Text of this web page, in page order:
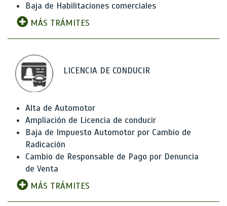
Baja de Habilitaciones comerciales
MÁS TRÁMITES
LICENCIA DE CONDUCIR
Alta de Automotor
Ampliación de Licencia de conducir
Baja de Impuesto Automotor por Cambio de
Radicación
Cambio de Responsable de Pago por Denuncia
de Venta
MÁS TRÁMITES